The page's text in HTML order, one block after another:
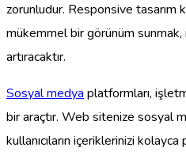
zorunludur. Responsive tasarım
mükemmel bir görünüm
artıracaktır.
Sosyal medya platformları,
bir araçtır. Web sitenize sosyal
kullanıcıların içeriklerinizi